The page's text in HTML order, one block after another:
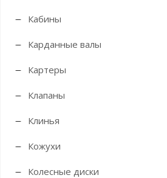
Кабины
Карданные валы
Картеры
Клапаны
Клинья
Кожухи
Колесные диски